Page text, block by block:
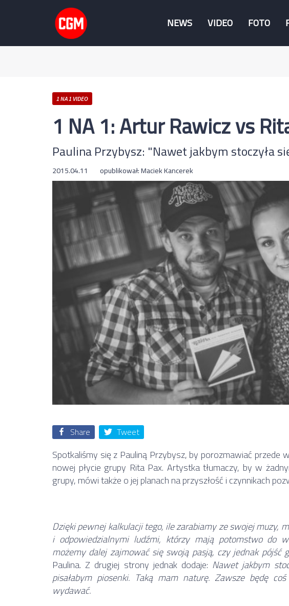
NEWS VIDEO FOTO
1 NA 1 VIDEO
1 NA 1: Artur Rawicz vs
Paulina Przybysz: "Nawet jakbym stoczyła
2015.04.11 opublikował:Maciek Kancerek
Share Tweet
Spotkaliśmy się z Pauliną Przybysz, by porozmawiać przede
nowej płycie grupy Rita Pax. Artystka tłumaczy, by w
grupy, mówi także o jej planach na przyszłość i czynnikach
Dzięki pewnej kalkulacji tego, ile zarabiamy ze swojej muzy,
i odpowiedzialnymi ludźmi, którzy mają potomstwo do
możemy dalej zajmować się swoją pasją, czy jednak pójść
Paulina. Z drugiej strony jednak dodaje: Nawet jakbym
pisałabym piosenki. Taką mam naturę. Zawsze będę
wydawać.